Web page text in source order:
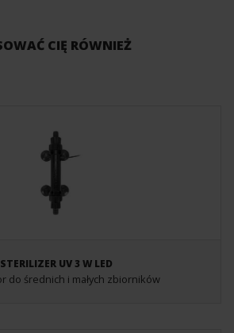
CIĘ RÓWNIEŻ
STERILIZER UV 3 W LED
do średnich i małych zbiorników